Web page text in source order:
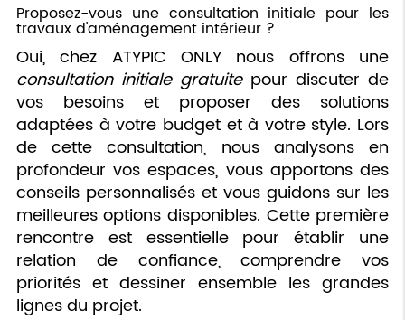
Proposez-vous une consultation initiale pour les
travaux d'aménagement intérieur ?
Oui, chez ATYPIC ONLY nous offrons une
consultation initiale gratuitepour discuter de
vos besoins et proposer des solutions
adaptées à votre budget et à votre style. Lors
de cette consultation, nous analysons en
profondeur vos espaces, vous apportons des
conseils personnalisés et vous guidons sur les
meilleures options disponibles. Cette première
rencontre est essentielle pour établir une
relation de confiance, comprendre vos
priorités et dessiner ensemble les grandes
lignes du projet.